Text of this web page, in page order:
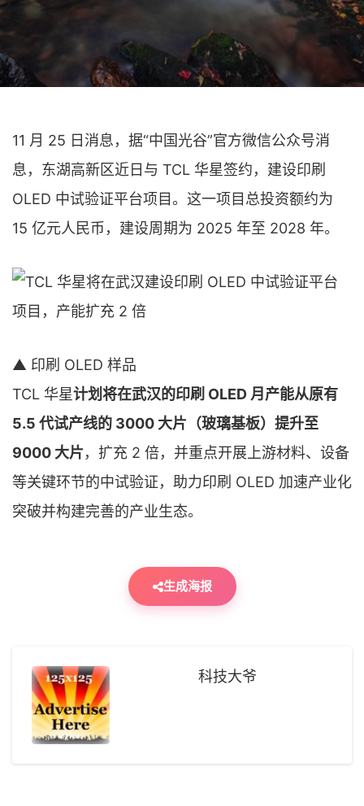
11 月 25 日消息，据“中国光谷”官方微信公众号消
息，东湖高新区近日与 TCL 华星签约，建设印刷
OLED 中试验证平台项目。这一项目总投资额约为
15 亿元人民币，建设周期为 2025 年至 2028 年。
▲ 印刷 OLED 样品
TCL 华星计划将在武汉的印刷 OLED 月产能从原有
5.5 代试产线的 3000 大片（玻璃基板）提升至
9000 大片，扩充 2 倍，并重点开展上游材料、设备
等关键环节的中试验证，助力印刷 OLED 加速产业化
突破并构建完善的产业生态。
生成海报
科技大爷